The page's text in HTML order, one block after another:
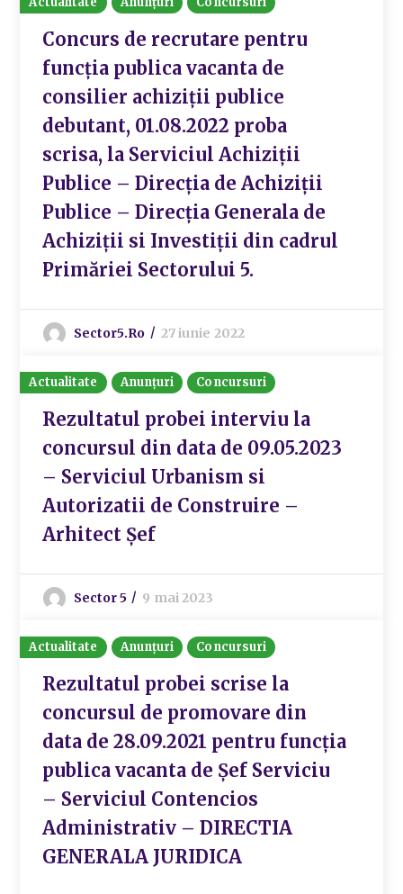
Concurs de recrutare pentru
funcția publica vacanta de
consilier achiziții publice
debutant, 01.08.2022 proba
scrisa, la Serviciul Achiziții
Publice – Direcția de Achiziții
Publice – Direcția Generala de
Achiziții si Investiții din cadrul
Primăriei Sectorului 5.
Sector5.ro 27 iunie 2022
Actualitate Anunțuri Concursuri
Rezultatul probei interviu la
concursul din data de 09.05.2023
– Serviciul Urbanism si
Autorizatii de Construire –
Arhitect Șef
Sector 5 9 mai 2023
Actualitate Anunțuri Concursuri
Rezultatul probei scrise la
concursul de promovare din
data de 28.09.2021 pentru funcția
publica vacanta de Șef Serviciu
– Serviciul Contencios
Administrativ – DIRECTIA
GENERALA JURIDICA